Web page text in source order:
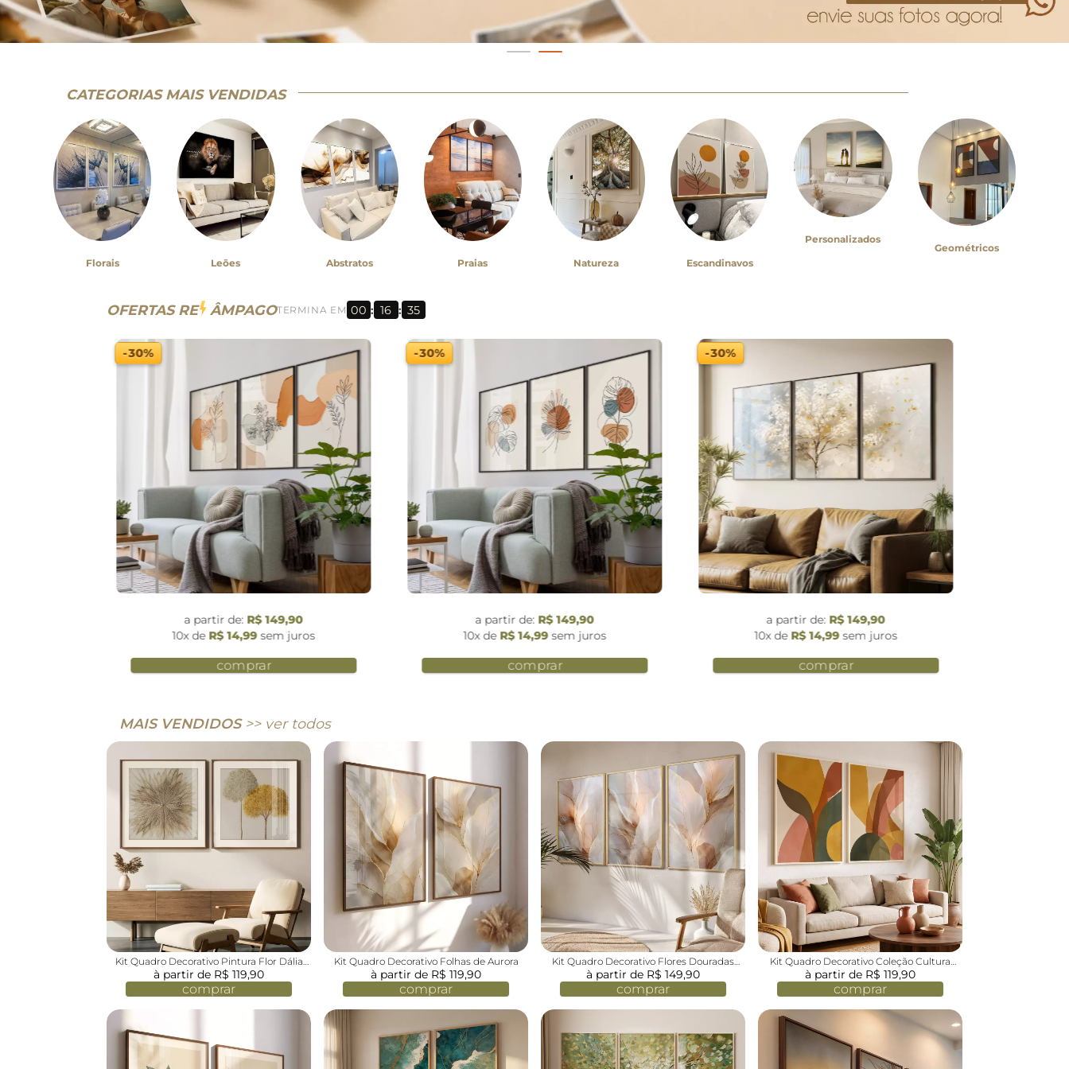
CATEGORIAS MAIS VENDIDAS
Florais Leões Abstratos Praias Natureza Escandinavos
Personalizados
Geométricos
OFERTAS RE ÂMPAGOTERMINA EM 00 : 16 : 33
-30%
a partir de:R$ 149,90
10x deR$ 14,99sem juros
comprar
-30%
a partir de:R$ 149,90
10x deR$ 14,99sem juros
comprar
-30%
a partir de:R$ 119,90
10x deR$ 11,99sem juros
comprar
MAIS VENDIDOS >> ver todos
Kit Quadro Decorativo Pintura Flor Dália
com as Árvores
à partir de R$ 119,90
comprar
Kit Quadro Decorativo Folhas de Aurora
à partir de R$ 119,90
comprar
Kit Quadro Decorativo Flores Douradas
Rose
à partir de R$ 149,90
comprar
Kit Quadro Decorativo Coleção Cultura
Brasil As Cores da Alegria
à partir de R$ 119,90
comprar